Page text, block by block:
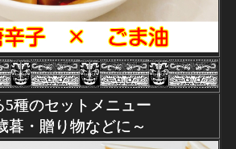
5種のセットメニュー
暮・贈り物などに～